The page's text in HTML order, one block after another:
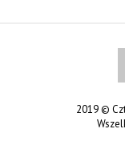
2019 ©